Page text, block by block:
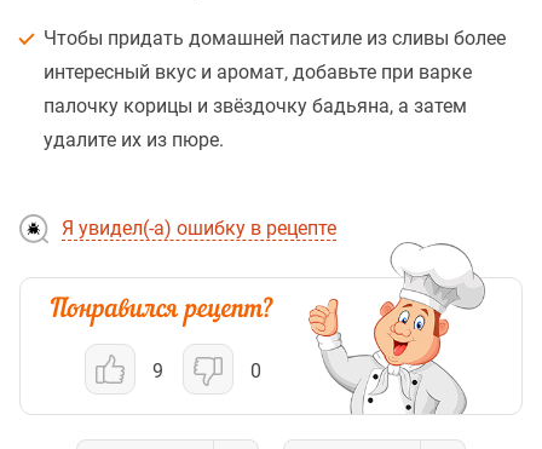
Чтобы придать домашней пастиле из сливы более
интересный вкус и аромат, добавьте при варке
палочку корицы и звёздочку бадьяна, а затем
удалите их из пюре.
Я увидел(-а) ошибку в рецепте
9 0